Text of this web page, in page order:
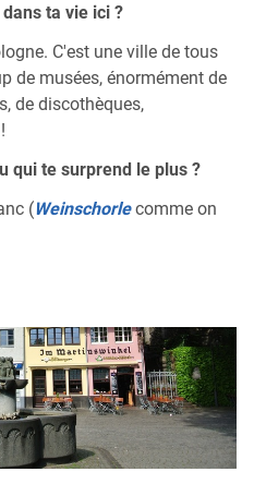
ta vie ici ?
C'est une ville de tous
de musées, énormément de
de discothèques,
qui te surprend le plus ?
(Weinschorlecomme on